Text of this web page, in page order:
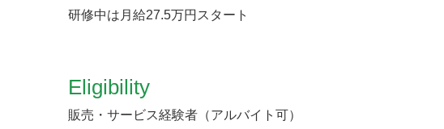
研修中は月給27.5万円スタート
Eligibility
販売・サービス経験者（アルバイト可）